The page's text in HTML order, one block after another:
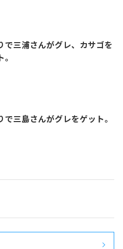
で三浦さんがグレ、カサゴを
で三島さんがグレをゲット。